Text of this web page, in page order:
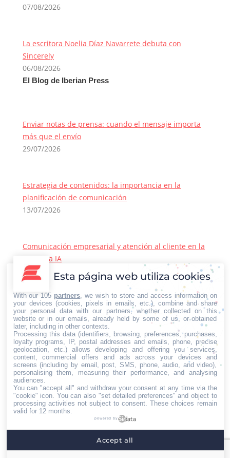
07/08/2026
La escritora Noelia Díaz Navarrete debuta con
Sincerely
06/08/2026
El Blog de Iberian Press
Enviar notas de prensa: cuando el mensaje importa
más que el envío
29/07/2026
Estrategia de contenidos: la importancia en la
planificación de comunicación
13/07/2026
Comunicación empresarial y atención al cliente en la
era de la IA
22/06/2026
Contacto Iberian Press
Principales vías de contacto:
E-mail:
info@iberianpress.es
Teléfono:
+34 911863556
Fax:
+34 911863556
Encuéntranos en:
Facebook
page
new
X
page
new
YouTube
page
new
Rss
opens
new
Home Quiénes somos Servicios Contacto
Iberian Press® - Agencia especializada en relaciones
Esta página web utiliza cookies
With our 105 partners , we wish to store and access information on
your devices (cookies, pixels in emails, etc.), combine and share
your personal data with our partners, whether collected on this
website or in our emails, already held by some of us, or obtained
later, including in other contexts.
Processing this data (identifiers, browsing, preferences, purchases,
loyalty programs, IP, postal addresses and emails, phone, precise
geolocation, etc.) allows developing and offering you services,
content, commercial offers and ads across your devices and
screens (including by email, post, SMS, phone, audio, and video),
personalising them, measuring their performance, and analysing
audiences.
You can "accept all" and withdraw your consent at any time via the
"cookie" icon . You can also "set detailed preferences" and object to
processing activities not subject to consent. These choices remain
valid for 12 months.
powered by
Accept all